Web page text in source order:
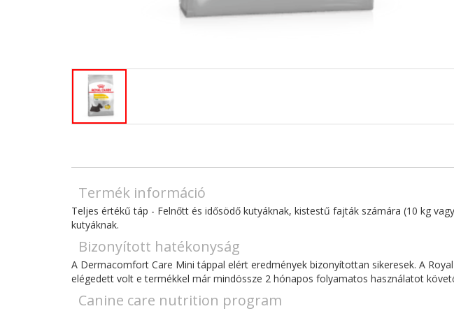
Termék információ
Teljes értékű táp - Felnőtt és idősödő kutyáknak, kistestű fajták számára (10 kg
kutyáknak.
Bizonyított hatékonyság
A Dermacomfort Care Mini táppal elért eredmények bizonyítottan sikeresek. A
elégedett volt e termékkel már mindössze 2 hónapos folyamatos használatot
Canine care nutrition program